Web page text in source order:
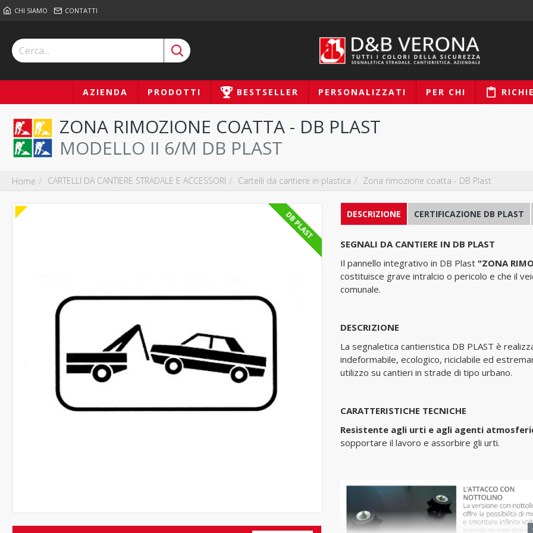
CHI SIAMO CONTATTI
AZIENDA PRODOTTI BESTSELLER PERSONALIZZATI PER CHI
Home CARTELLI DA CANTIERE STRADALE E ACCESSORI Cartelli da cantiere in plastica Zona rimozione coatta - DB Plast
ZONA RIMOZIONE COATTA - DB PLAST
MODELLO II 6/M DB PLAST
DB PLAST DESCRIZIONE CERTIFICAZIONE DB PLAST
SEGNALI DA CANTIERE IN DB PLAST
Il pannello integrativo in DB Plast "ZONA
costituisce grave intralcio o pericolo e che il
comunale.
DESCRIZIONE
La segnaletica cantieristica DB PLAST è
indeformabile, ecologico, riciclabile ed
utilizzo su cantieri in strade di tipo urbano.
CARATTERISTICHE TECNICHE
Resistente agli urti e agli agenti
sopportare il lavoro e assorbire gli urti.